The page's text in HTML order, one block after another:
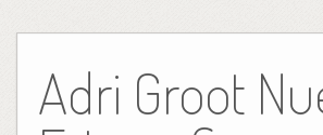
de
inhoud
Adri Groot